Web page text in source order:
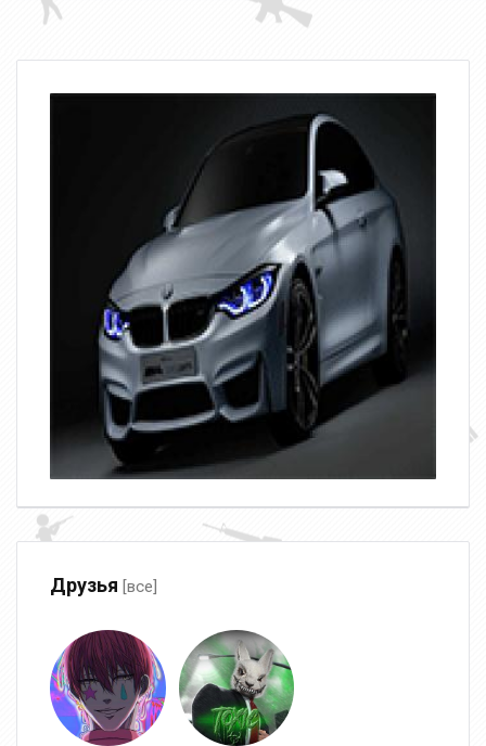
Друзья [все]